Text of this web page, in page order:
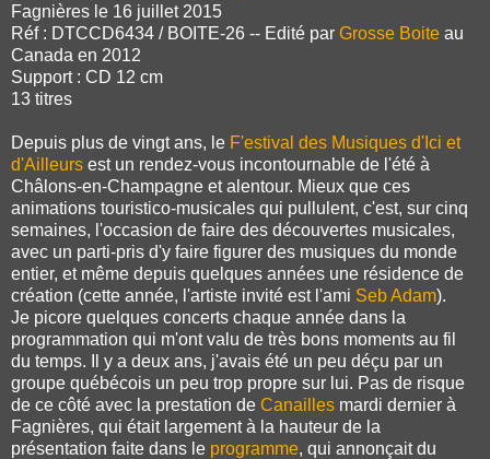
Fagnières le 16 juillet 2015
Réf : DTCCD6434 / BOITE-26 -- Edité par Grosse Boite au
Canada en 2012
Support : CD 12 cm
13 titres
Depuis plus de vingt ans, le F'estival des Musiques d'Ici et
d'Ailleurs est un rendez-vous incontournable de l'été à
Châlons-en-Champagne et alentour. Mieux que ces
animations touristico-musicales qui pullulent, c'est, sur cinq
semaines, l'occasion de faire des découvertes musicales,
avec un parti-pris d'y faire figurer des musiques du monde
entier, et même depuis quelques années une résidence de
création (cette année, l'artiste invité est l'ami Seb Adam).
Je picore quelques concerts chaque année dans la
programmation qui m'ont valu de très bons moments au fil
du temps. Il y a deux ans, j'avais été un peu déçu par un
groupe québécois un peu trop propre sur lui. Pas de risque
de ce côté avec la prestation de Canailles mardi dernier à
Fagnières, qui était largement à la hauteur de la
présentation faite dans le programme, qui annonçait du